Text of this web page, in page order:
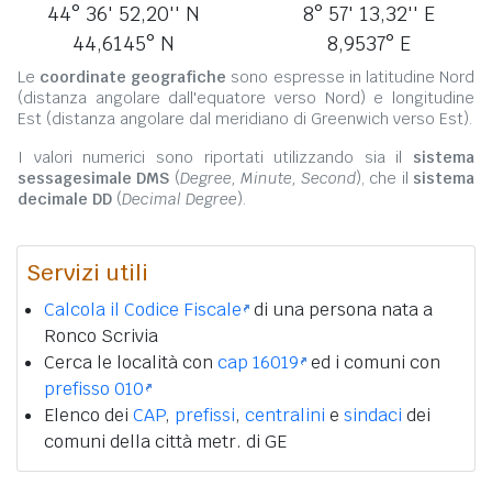
44° 36' 52,20'' N
44,6145° N
8° 57' 13,32'' E
8,9537° E
Le coordinate geografiche sono espresse in latitudine Nord
(distanza angolare dall'equatore verso Nord) e longitudine
Est (distanza angolare dal meridiano di Greenwich verso Est).
I valori numerici sono riportati utilizzando sia il sistema
sessagesimale DMS (Degree, Minute, Second), che il sistema
decimale DD (Decimal Degree).
Servizi utili
Calcola il Codice Fiscale di una persona nata a
Ronco Scrivia
Cerca le località con cap 16019 ed i comuni con
prefisso 010
Elenco dei CAP, prefissi, centralini e sindaci dei
comuni della città metr. di GE